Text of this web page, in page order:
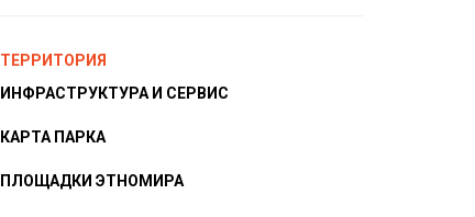
ТЕРРИТОРИЯ
ИНФРАСТРУКТУРА И СЕРВИС
КАРТА ПАРКА
ПЛОЩАДКИ ЭТНОМИРА